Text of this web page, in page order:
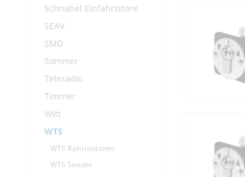
Schnabel Einfahrtstore
SEAV
SMD
Sommer
Teleradio
Timmer
Witt
WTS
WTS Rohrmotoren
WTS Sender